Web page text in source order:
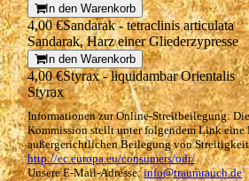
In den Warenkorb
4,00 €Sandarak - tetraclinis articulata
Sandarak, Harz einer Gliederzypresse
In den Warenkorb
4,00 €Styrax - liquidambar Orientalis
Styrax
Informationen zur Online-Streitbeilegung:
Kommission stellt unter folgendem Link eine
außergerichtlichen Beilegung von
http://ec.europa.eu/consumers/odr/
Unsere E-Mail-Adresse:info@traumrauch.de